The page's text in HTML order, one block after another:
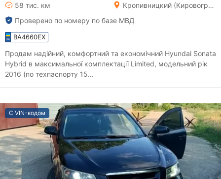
58 тис. км
Кропивницкий (Кировоград)
Проверено по номеру по базе МВД
BA4660EX
Продам надійний, комфортний та економічний Hyundai Sonata
Hybrid в максимальної комплектації Limited, модельний рік
2016 (по техпаспорту 15...
С VIN-кодом